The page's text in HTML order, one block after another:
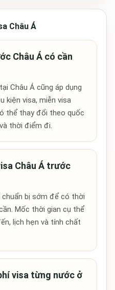
Châu Á
Châu Á có cần
Châu Á cũng áp dụng
kiện visa, miễn visa
thể thay đổi theo quốc
thời điểm đi.
Châu Á trước
bị sớm để có thời
Mốc thời gian cụ thể
lịch hẹn và tính chất
visa từng nước ở